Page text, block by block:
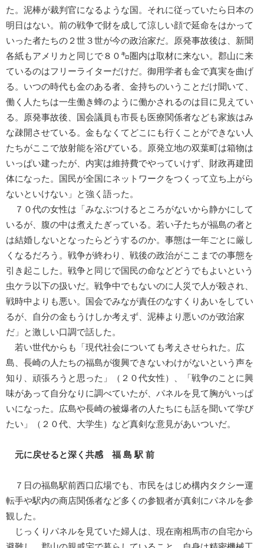
た。泥棒が裁判官になるような国。それに従っていたら日本の
明日はない。前の戦争で財を成して涼しい顔で延命をはかって
いった者たちの２世３世が今の政治家だ。原発事故後は、新聞
各紙もアメリカと同じで８０㌔圏内は取材に来ない。郡山に来
ているのはフリーライターだけだ。御用学者も金で真実を曲げ
る。いつの時代も金のある者、金持ちのいうことだけ聞いて、
働く人たちは一生働き蜂のように働かされるのは目に見えてい
る。原発事故後、国会議員も市長も医療関係者なども家族はみ
な疎開させている。金もなくてどこにも行くことができない人
たちがここで放射能を浴びている。原発立地の双葉町は箱物は
いっぱい建ったが、内実は維持費でやっていけず、財政再建団
体になった。国民が全国にネットワークをつくって立ち上がら
ないといけない」と強く語った。
７０代の女性は「みなぶつけるところがないから静かにして
いるが、腹の中は煮えたぎっている。若い子たちが福島の者と
は結婚しないとなったらどうするのか。事態は一年ごとに厳し
くなるだろう。戦争が終わり、戦後の政治がここまでの事態を
引き起こした。戦争と同じで国民の命などどうでもよいという
虫ケラ以下の扱いだ。戦争中でもないのに人災で人が殺され、
戦時中よりも悪い。国会でみなが責任のなすくりあいをしてい
るが、自分の金もうけしか考えず、泥棒より悪いのが政治家
だ」と激しい口調で話した。
若い世代からも「現代社会についても考えさせられた。広
島、長崎の人たちの福島が復興できないわけがないという声を
知り、頑張ろうと思った」（２０代女性）、「戦争のことに興
味があって自分なりに調べていたが、パネルを見て胸がいっぱ
いになった。広島や長崎の被爆者の人たちにも話を聞いて学び
たい」（２０代、大学生）など真剣な意見があいついだ。
元に戻せると深く共感 福 島 駅 前
７日の福島駅前西口広場でも、市民をはじめ構内タクシー運
転手や駅内の商店関係者など多くの参観者が真剣にパネルを参
観した。
じっくりパネルを見ていた婦人は、現在南相馬市の自宅から